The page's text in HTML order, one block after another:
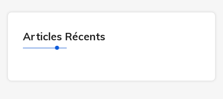
Articles Récents